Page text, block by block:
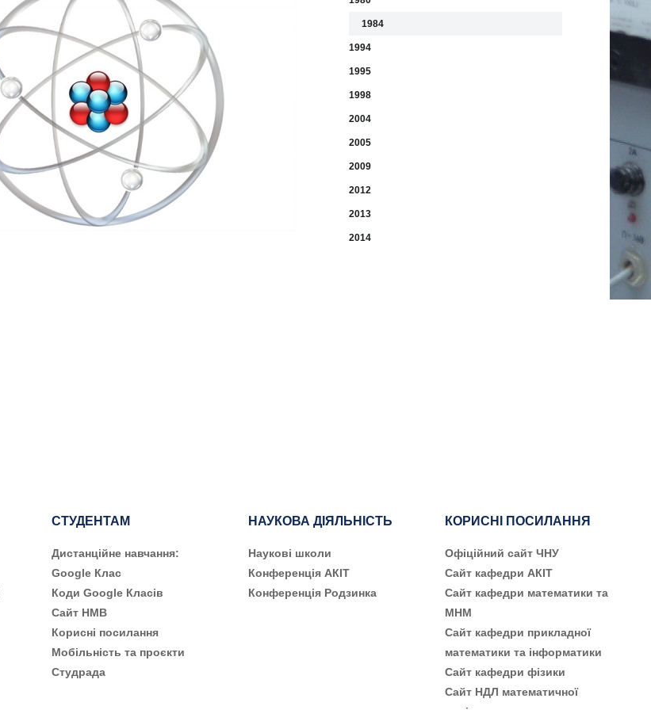
1984
1994
1995
1998
2004
2005
2009
2012
2013
2014
СТУДЕНТАМ
Дистанційне навчання:
Google Клас
Коди Google Класів
Сайт НМВ
Корисні посилання
Мобільність та проєкти
Студрада
НАУКОВА ДІЯЛЬНІСТЬ
Наукові школи
Конференція АКІТ
Конференція Родзинка
КОРИСНІ ПОСИЛАННЯ
Офіційний сайт ЧНУ
Сайт кафедри АКІТ
Сайт кафедри математики та
МНМ
Сайт кафедри прикладної
математики та інформатики
Сайт кафедри фізики
Сайт НДЛ математичної